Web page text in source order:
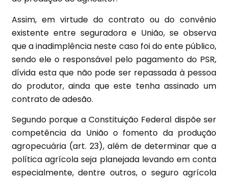
Assim, em virtude do contrato ou do convênio
existente entre seguradora e União, se observa
que a inadimplência neste caso foi do ente público,
sendo ele o responsável pelo pagamento do PSR,
dívida esta que não pode ser repassada à pessoa
do produtor, ainda que este tenha assinado um
contrato de adesão.
Segundo porque a Constituição Federal dispõe ser
competência da União o fomento da produção
agropecuária (art. 23), além de determinar que a
política agrícola seja planejada levando em conta
especialmente, dentre outros, o seguro agrícola